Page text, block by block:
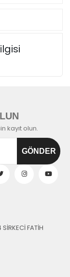
kayıt olun.
FATİH